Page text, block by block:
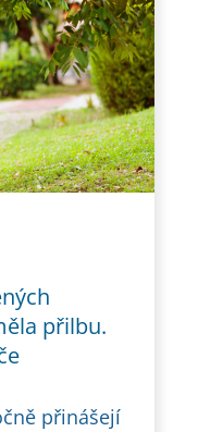
přilbu.
přinášejí